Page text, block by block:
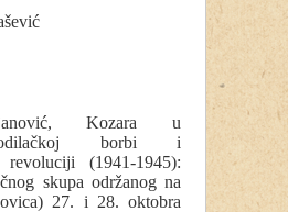
Kozara u
borbi i
revoluciji (1941-1945):
skupa održanog na
27. i 28. oktobra